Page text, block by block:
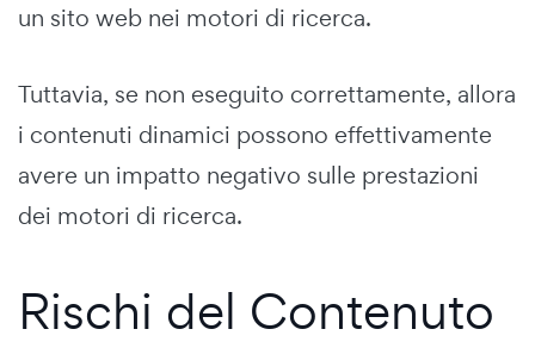
un sito web nei motori di ricerca.
Tuttavia, se non eseguito correttamente, allora
i contenuti dinamici possono effettivamente
avere un impatto negativo sulle prestazioni
dei motori di ricerca.
Rischi del Contenuto